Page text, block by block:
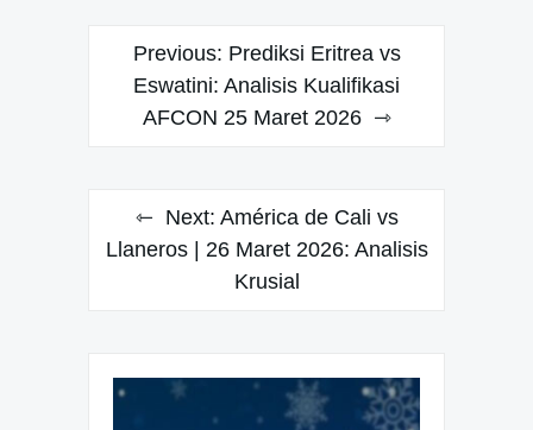
Navigasi
pos
Previous: Prediksi Eritrea vs
Eswatini: Analisis Kualifikasi
AFCON 25 Maret 2026
Next: América de Cali vs
Llaneros | 26 Maret 2026: Analisis
Krusial